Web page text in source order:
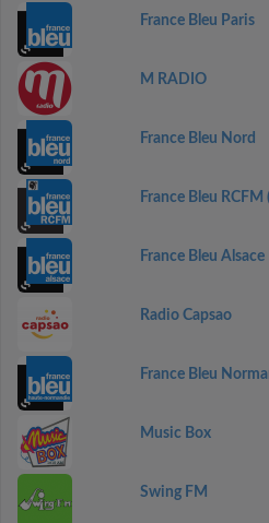
France Bleu Paris
M RADIO
France Bleu Nord
France Bleu
France Bleu Alsace
Radio Capsao
France Bleu
Music Box
Swing FM